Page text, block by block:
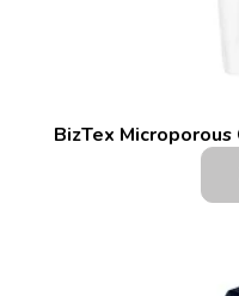
BizTex